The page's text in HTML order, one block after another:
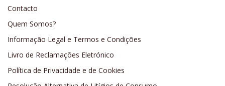
Contacto
Quem Somos?
Informação Legal e Termos e Condições
Livro de Reclamações Eletrónico
Política de Privacidade e de Cookies